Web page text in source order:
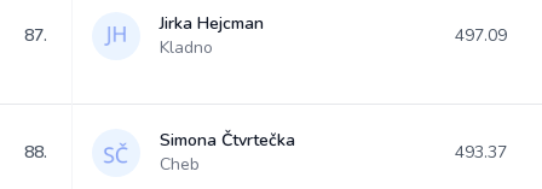
87.
Jirka Hejcman
Kladno
497.09
88.
Simona Čtvrtečka
Cheb
493.37